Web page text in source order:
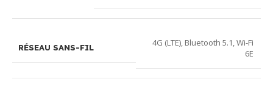
RÉSEAU SANS-FIL 4G (LTE), Bluetooth 5.1,Wi-Fi
6E